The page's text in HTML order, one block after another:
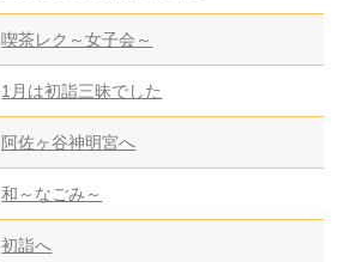
喫茶レク～女子会～
1月は初詣三昧でした
阿佐ヶ谷神明宮へ
和～なごみ～
初詣へ